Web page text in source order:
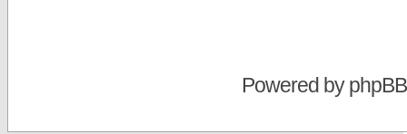
Powered byphpBB